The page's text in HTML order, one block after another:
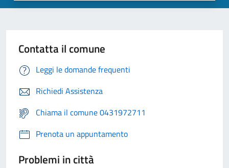
Contatta il comune
Leggi le domande frequenti
Richiedi Assistenza
Chiama il comune 0431972711
Prenota un appuntamento
Problemi in città